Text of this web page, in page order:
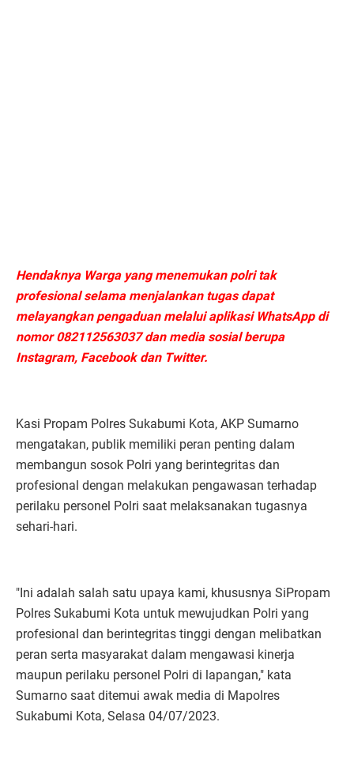
Hendaknya Warga yang menemukan polri tak
profesional selama menjalankan tugas dapat
melayangkan pengaduan melalui aplikasi WhatsApp di
nomor 082112563037 dan media sosial berupa
Instagram, Facebook dan Twitter.
Kasi Propam Polres Sukabumi Kota, AKP Sumarno
mengatakan, publik memiliki peran penting dalam
membangun sosok Polri yang berintegritas dan
profesional dengan melakukan pengawasan terhadap
perilaku personel Polri saat melaksanakan tugasnya
sehari-hari.
"Ini adalah salah satu upaya kami, khususnya SiPropam
Polres Sukabumi Kota untuk mewujudkan Polri yang
profesional dan berintegritas tinggi dengan melibatkan
peran serta masyarakat dalam mengawasi kinerja
maupun perilaku personel Polri di lapangan," kata
Sumarno saat ditemui awak media di Mapolres
Sukabumi Kota, Selasa 04/07/2023.